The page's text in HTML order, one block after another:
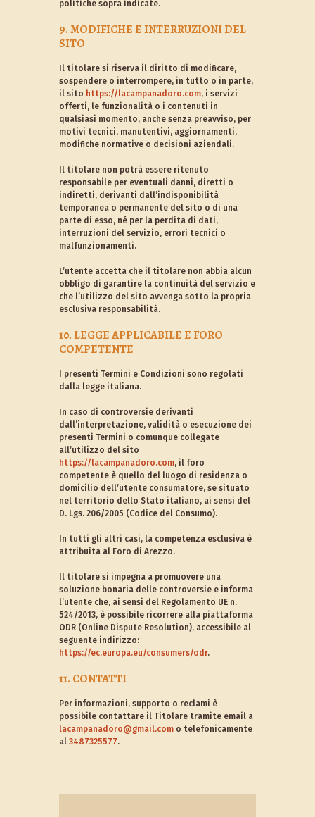
politiche sopra indicate.
9. MODIFICHE E INTERRUZIONI DEL
SITO
Il titolare si riserva il diritto di modificare,
sospendere o interrompere, in tutto o in parte,
il sito https://lacampanadoro.com, i servizi
offerti, le funzionalità o i contenuti in
qualsiasi momento, anche senza preavviso, per
motivi tecnici, manutentivi, aggiornamenti,
modifiche normative o decisioni aziendali.
Il titolare non potrà essere ritenuto
responsabile per eventuali danni, diretti o
indiretti, derivanti dall’indisponibilità
temporanea o permanente del sito o di una
parte di esso, né per la perdita di dati,
interruzioni del servizio, errori tecnici o
malfunzionamenti.
L’utente accetta che il titolare non abbia alcun
obbligo di garantire la continuità del servizio e
che l’utilizzo del sito avvenga sotto la propria
esclusiva responsabilità.
10. LEGGE APPLICABILE E FORO
COMPETENTE
I presenti Termini e Condizioni sono regolati
dalla legge italiana.
In caso di controversie derivanti
dall’interpretazione, validità o esecuzione dei
presenti Termini o comunque collegate
all’utilizzo del sito
https://lacampanadoro.com, il foro
competente è quello del luogo di residenza o
domicilio dell’utente consumatore, se situato
nel territorio dello Stato italiano, ai sensi del
D. Lgs. 206/2005 (Codice del Consumo).
In tutti gli altri casi, la competenza esclusiva è
attribuita al Foro di Arezzo.
Il titolare si impegna a promuovere una
soluzione bonaria delle controversie e informa
l’utente che, ai sensi del Regolamento UE n.
524/2013, è possibile ricorrere alla piattaforma
ODR (Online Dispute Resolution), accessibile al
seguente indirizzo:
https://ec.europa.eu/consumers/odr.
11. CONTATTI
Per informazioni, supporto o reclami è
possibile contattare il Titolare tramite email a
lacampanadoro@gmail.com o telefonicamente
al 3487325577.